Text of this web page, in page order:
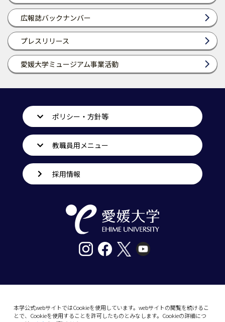
広報誌バックナンバー
プレスリリース
愛媛大学ミュージアム事業活動
本学公式webサイトではCookieを使用しています。webサイトの閲覧を続けるこ
とで、Cookieを使用することを許可したものとみなします。Cookieの詳細につ
ポリシー・方針等
教職員用メニュー
採用情報